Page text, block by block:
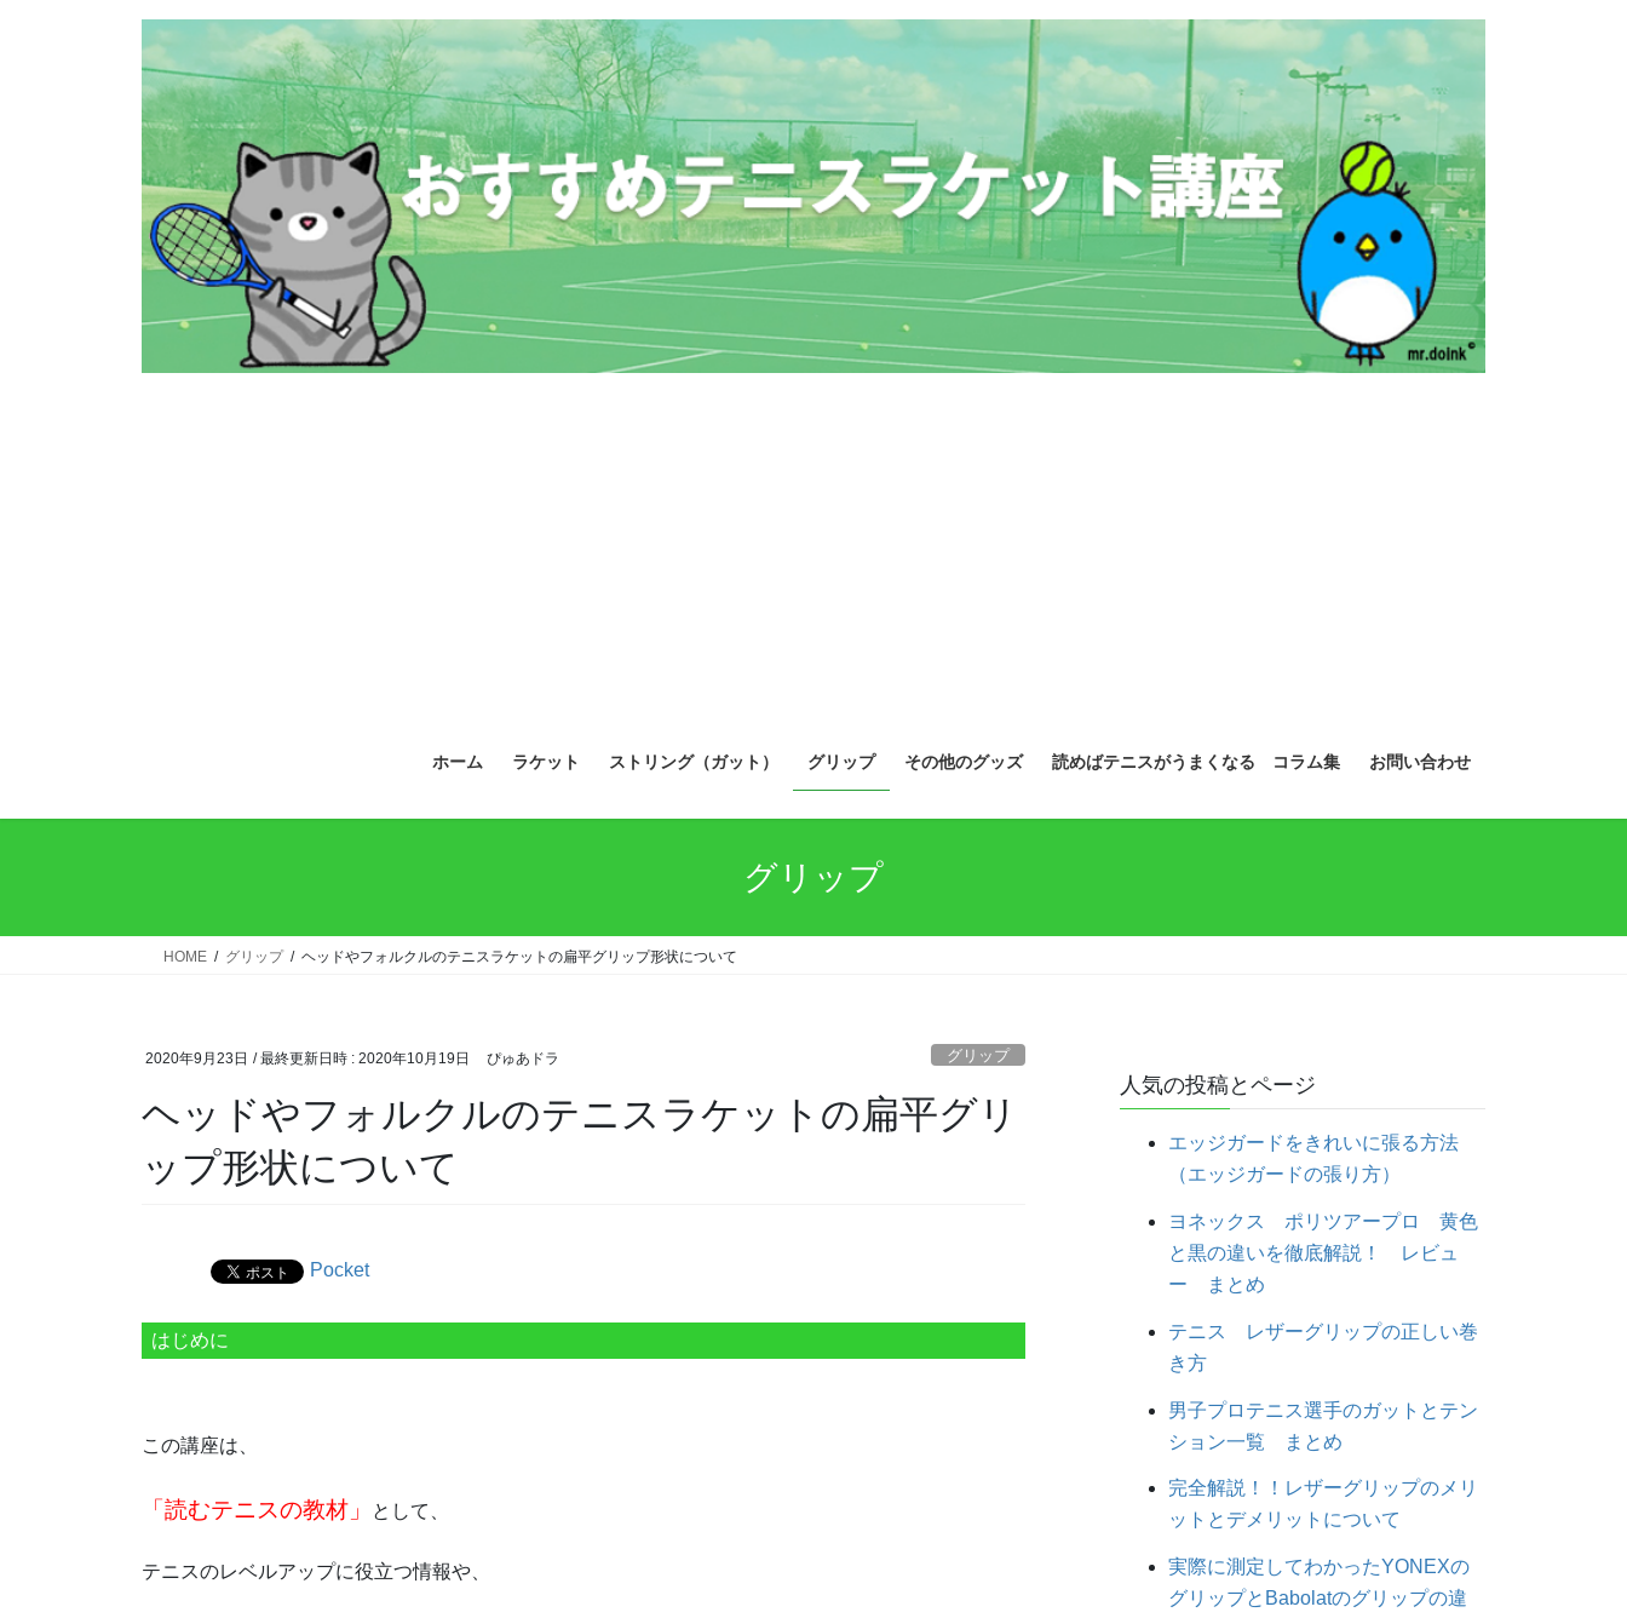
ホーム ラケット ストリング（ガット） グリップ その他のグッズ 読めばテニスがうまくなる コラム集 お問い合わせ
グリップ
HOME グリップ ヘッドやフォルクルのテニスラケットの扁平グリップ形状について
2020年9月23日 / 最終更新日時 : 2020年10月19日 ぴゅあドラ グリップ
ヘッドやフォルクルのテニスラケットの扁平グリ
ップ形状について
Pocket
はじめに
この講座は、
「読むテニスの教材」 として、
テニスのレベルアップに役立つ情報や、
人気の投稿とページ
エッジガードをきれいに張る方法
（エッジガードの張り方）
ヨネックス ポリツアープロ 黄色
と黒の違いを徹底解説！ レビュ
ー まとめ
テニス レザーグリップの正しい巻
き方
男子プロテニス選手のガットとテン
ション一覧 まとめ
完全解説！！レザーグリップのメリ
ットとデメリットについて
実際に測定してわかったYONEXの
グリップとBabolatのグリップの違